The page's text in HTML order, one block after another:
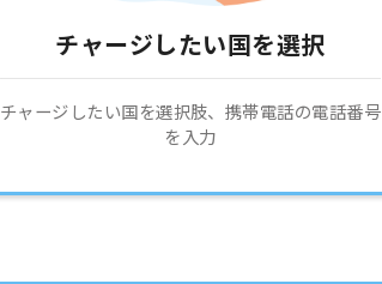
チャージしたい国を選択
チャージしたい国を選択肢、携帯電話の電話番号
を入力